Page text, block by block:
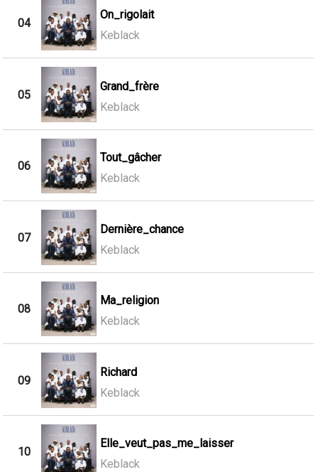
04
On_rigolait
Keblack
05
Grand_frère
Keblack
06
Tout_gâcher
Keblack
07
Dernière_chance
Keblack
08
Ma_religion
Keblack
09
Richard
Keblack
10
Elle_veut_pas_me_laisser
Keblack